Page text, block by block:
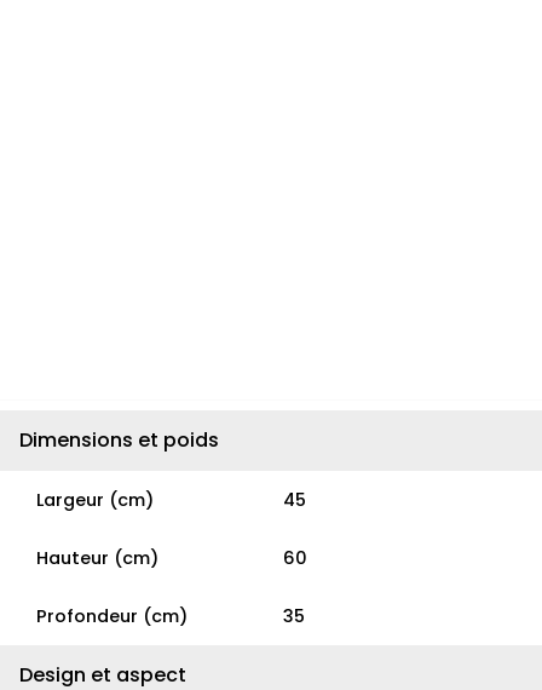
Dimensions et poids
Largeur (cm) 45
Hauteur (cm) 60
Profondeur (cm) 35
Design et aspect